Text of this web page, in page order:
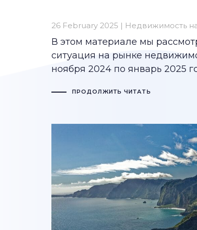
26 February 2025 | Недвижимость
В этом материале мы
ситуация на рынке
ноября 2024 по январь 2025
ПРОДОЛЖИТЬ ЧИТАТЬ